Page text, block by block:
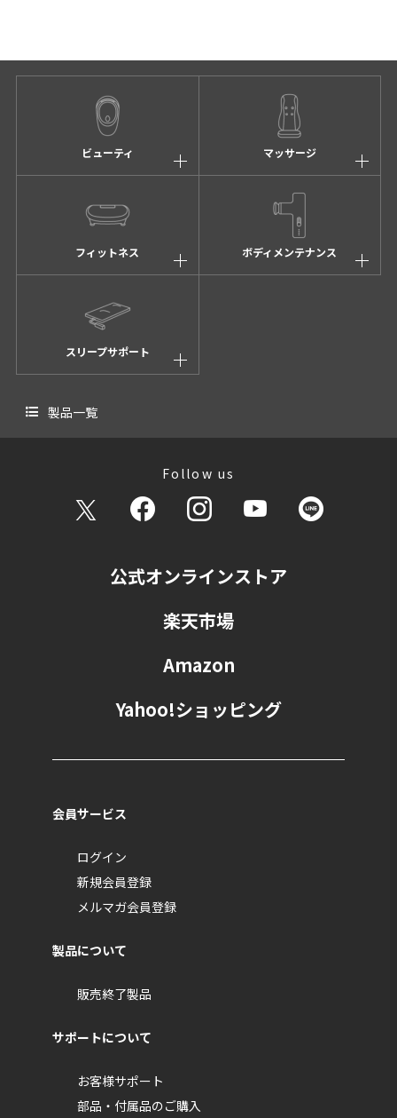
用します。
弊社からお客さまへ、電子メールおよび電話
にて適切な連絡をさせていただく場合。
お客さまからのカタログ資料請求があり、弊
社からカタログを送付させていただく場合。
弊社で購入いただいたお客さまへ、商品を配
弊社で購入いただいたお客さまへ、時節、感
謝のごあいさつおよび、弊社からの各種情報
を電子メールおよび郵送のダイレクトメール
(もしくは葉書など) にて提供させていただく
場合。
お客さまからの買取依頼があり、弊社にて適
切に対応させていただく場合。
アクセスログ情報を元に、ウェブサイトの状
※ アクセスログで取得している情報は、単
体で特定個人を識別できるものではありませ
導入実績・お客さまの声などに掲載させてい
ただく場合。
※ 導入実績・お客さまの声などに掲載させ
し、ご本人承諾のうえで掲載させていただき
ます。
そのほか、個人情報保護に関する法律を厳守
することを前提とし、業務に必要な範囲内に
おいて個人情報を利用します。
第三者への情報提供について
得ず個人情報を第三者へ提供します。
合。
人の生命、身体又は財産の保護の為に必要が
ある場合であって、本人の同意を得ることが
国の機関もしくは地方公共団体又はその委託
とに対して協力する必要がある場合であっ
遂行に支障を及ぼすおそれがあるとき。
であると弊社が判断した場合。
業務遂行に必要な限度で個人情報の取り扱い
ビューティ マッサージ
フィットネス ボディメンテナンス
スリープサポート
製品一覧
Follow us
公式オンラインストア
楽天市場
Amazon
Yahoo!ショッピング
会員サービス
ログイン
新規会員登録
メルマガ会員登録
製品について
販売終了製品
サポートについて
お客様サポート
部品・付属品のご購入